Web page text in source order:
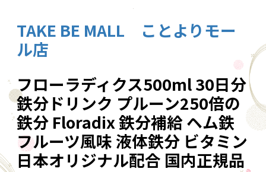
TAKE BE MALL ことよりモー
ル店
フローラディクス500ml 30日分
鉄分ドリンク プルーン250倍の
鉄分 Floradix 鉄分補給 ヘム鉄
フルーツ風味 液体鉄分 ビタミン
日本オリジナル配合 国内正規品